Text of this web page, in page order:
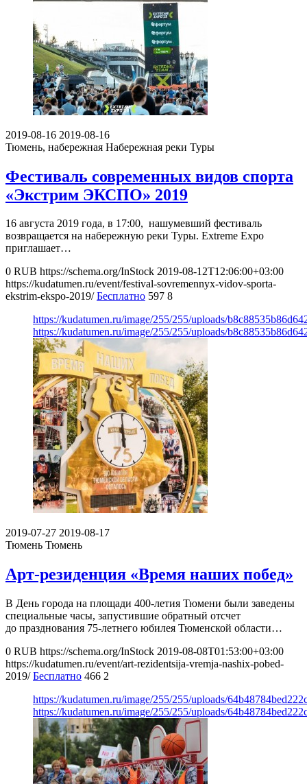
2019-08-16 2019-08-16
Тюмень, набережная Набережная реки Туры
Фестиваль современных видов спорта
«Экстрим ЭКСПО» 2019
16 августа 2019 года, в 17:00, нашумевший фестиваль
возвращается на набережную реки Туры. Extreme Expo
приглашает…
0 RUB https://schema.org/InStock 2019-08-12T12:06:00+03:00
https://kudatumen.ru/event/festival-sovremennyx-vidov-sporta-
ekstrim-ekspo-2019/ Бесплатно 597 8
https://kudatumen.ru/image/255/255/uploads/
https://kudatumen.ru/image/255/255/uploads/
2019-07-27 2019-08-17
Тюмень Тюмень
Арт-резиденция «Время наших побед»
В День города на площади 400-летия Тюмени были заведены
специальные часы, запустившие обратный отсчет
до празднования 75-летнего юбилея Тюменской области…
0 RUB https://schema.org/InStock 2019-08-08T01:53:00+03:00
https://kudatumen.ru/event/art-rezidentsija-vremja-nashix-pobed-
2019/ Бесплатно 466 2
https://kudatumen.ru/image/255/255/uploads/
https://kudatumen.ru/image/255/255/uploads/